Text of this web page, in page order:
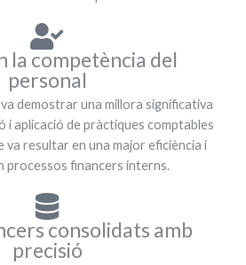
la competència del
personal
demostrar una millora significativa
i aplicació de pràctiques comptables
va resultar en una major eficiència i
processos financers interns.
consolidats amb
precisió